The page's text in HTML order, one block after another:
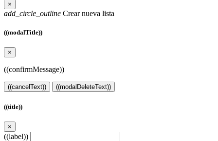
×
add_circle_outline Crear nueva lista
((modalTitle))
×
((confirmMessage))
((cancelText)) ((modalDeleteText))
((title))
×
((label))